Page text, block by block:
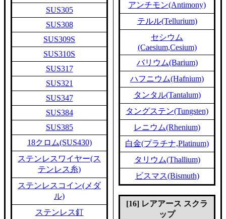
SUS305
SUS308
SUS309S
SUS310S
SUS317
SUS321
SUS347
SUS384
SUS385
18クロム(SUS430)
ステンレスワイヤー(ス
テンレス糸)
ステンレスコイン(メダ
ル)
ステンレス釘
アンチモン(Antimony)
テルル(Tellurium)
セシウム
(Caesium,Cesium)
バリウム(Barium)
ハフニウム(Hafnium)
タンタル(Tantalum)
タングステン(Tungsten)
レニウム(Rhenium)
白金(プラチナ,Platinum)
タリウム(Thallium)
ビスマス(Bismuth)
[16] レアアース スクラ
ップ